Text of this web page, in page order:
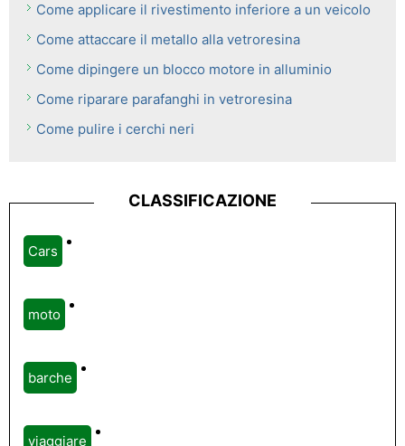
Come applicare il rivestimento inferiore a un veicolo
Come attaccare il metallo alla vetroresina
Come dipingere un blocco motore in alluminio
Come riparare parafanghi in vetroresina
Come pulire i cerchi neri
CLASSIFICAZIONE
Cars
moto
barche
viaggiare